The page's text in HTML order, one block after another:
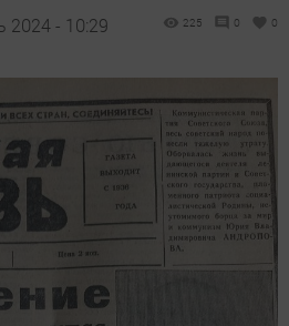
2024 - 10:29 225 0 0